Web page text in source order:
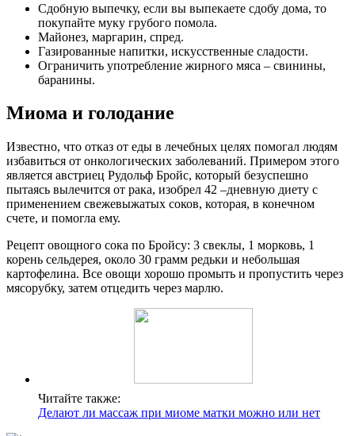
Сдобную выпечку, если вы выпекаете сдобу дома, то
покупайте муку грубого помола.
Майонез, маргарин, спред.
Газированные напитки, искусственные сладости.
Ограничить употребление жирного мяса – свинины,
баранины.
Миома и голодание
Известно, что отказ от еды в лечебных целях помогал людям
избавиться от онкологических заболеваний. Примером этого
является австриец Рудольф Бройс, который безуспешно
пытаясь вылечится от рака, изобрел 42 –дневную диету с
применением свежевыжатых соков, которая, в конечном
счете, и помогла ему.
Рецепт овощного сока по Бройсу: 3 свеклы, 1 морковь, 1
корень сельдерея, около 30 грамм редьки и небольшая
картофелина. Все овощи хорошо промыть и пропустить через
мясорубку, затем отцедить через марлю.
Читайте также:
Делают ли массаж при миоме матки можно или нет